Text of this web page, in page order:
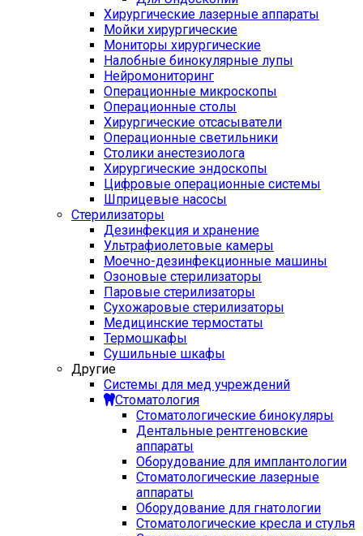
Хирургические лазерные аппараты
Мойки хирургические
Мониторы хирургические
Налобные бинокулярные лупы
Нейромониторинг
Операционные микроскопы
Операционные столы
Хирургические отсасыватели
Операционные светильники
Столики анестезиолога
Хирургические эндоскопы
Цифровые операционные системы
Шприцевые насосы
Стерилизаторы
Дезинфекция и хранение
Ультрафиолетовые камеры
Моечно-дезинфекционные машины
Озоновые стерилизаторы
Паровые стерилизаторы
Сухожаровые стерилизаторы
Медицинские термостаты
Термошкафы
Сушильные шкафы
Другие
Системы для мед учреждений
Стоматология
Стоматологические бинокуляры
Дентальные рентгеновские
аппараты
Оборудование для имплантологии
Стоматологические лазерные
аппараты
Оборудование для гнатологии
Стоматологические кресла и стулья